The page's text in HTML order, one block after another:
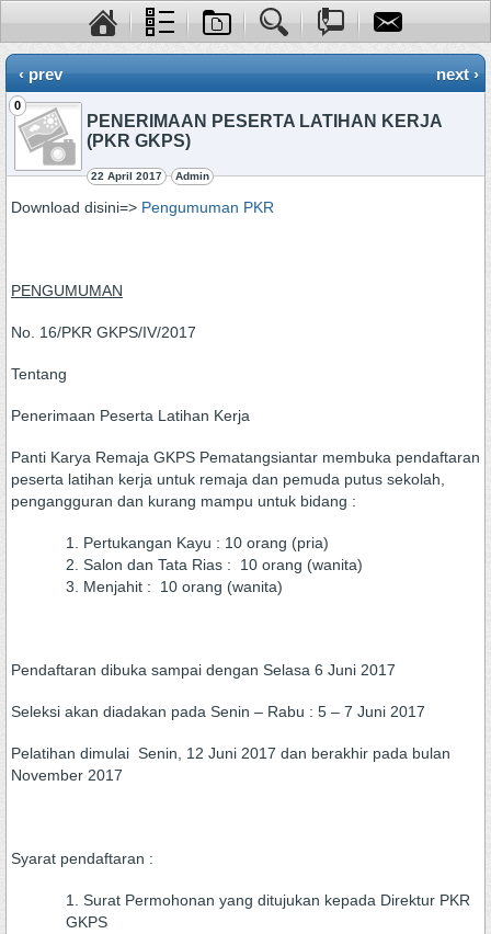
‹ prev next ›
0
PENERIMAAN PESERTA LATIHAN KERJA
(PKR GKPS)
22 April 2017 Admin
Download disini=> Pengumuman PKR
PENGUMUMAN
No. 16/PKR GKPS/IV/2017
Tentang
Penerimaan Peserta Latihan Kerja
Panti Karya Remaja GKPS Pematangsiantar membuka pendaftaran
peserta latihan kerja untuk remaja dan pemuda putus sekolah,
pengangguran dan kurang mampu untuk bidang :
Pertukangan Kayu : 10 orang (pria)
Salon dan Tata Rias : 10 orang (wanita)
Menjahit : 10 orang (wanita)
Pendaftaran dibuka sampai dengan Selasa 6 Juni 2017
Seleksi akan diadakan pada Senin – Rabu : 5 – 7 Juni 2017
Pelatihan dimulai Senin, 12 Juni 2017 dan berakhir pada bulan
November 2017
Syarat pendaftaran :
Surat Permohonan yang ditujukan kepada Direktur PKR
GKPS